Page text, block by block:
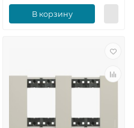
В корзину